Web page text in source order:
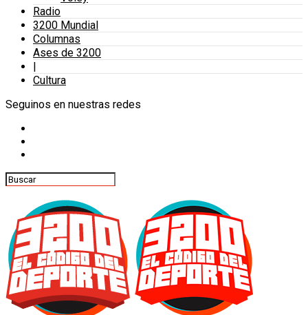
Radio
3200 Mundial
Columnas
Ases de 3200
|
Cultura
Seguinos en nuestras redes